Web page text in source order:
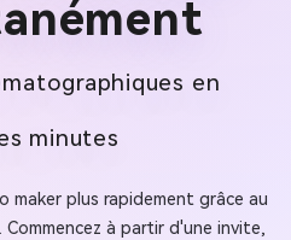
en
minutes
maker plus rapidement grâce au
à partir d'une invite,